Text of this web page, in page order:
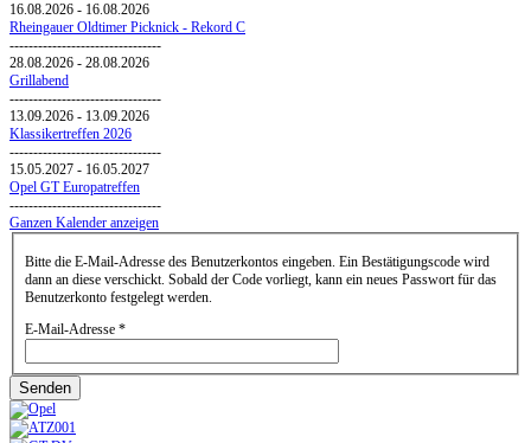
16.08.2026 - 16.08.2026
Rheingauer Oldtimer Picknick - Rekord C
--------------------------------
28.08.2026 - 28.08.2026
Grillabend
--------------------------------
13.09.2026 - 13.09.2026
Klassikertreffen 2026
--------------------------------
15.05.2027 - 16.05.2027
Opel GT Europatreffen
--------------------------------
Ganzen Kalender anzeigen
Bitte die E-Mail-Adresse des Benutzerkontos eingeben. Ein Bestätigungscode wird
dann an diese verschickt. Sobald der Code vorliegt, kann ein neues Passwort für das
Benutzerkonto festgelegt werden.
E-Mail-Adresse *
Senden